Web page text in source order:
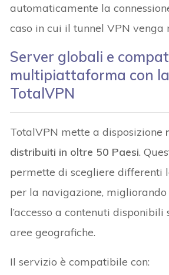
automaticamente la
caso in cui il tunnel VPN venga
Server globali e
multipiattaforma con
TotalVPN
TotalVPN mette a disposizione
distribuiti in oltre 50 Paesi.
permette di scegliere differenti
per la navigazione,
l’accesso a contenuti disponibili
aree geografiche.
Il servizio è compatibile con: